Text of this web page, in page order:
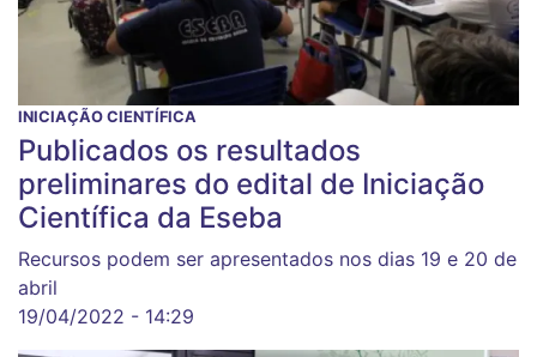
INICIAÇÃO CIENTÍFICA
Publicados os resultados
preliminares do edital de Iniciação
Científica da Eseba
Recursos podem ser apresentados nos dias 19 e 20 de
abril
19/04/2022 - 14:29